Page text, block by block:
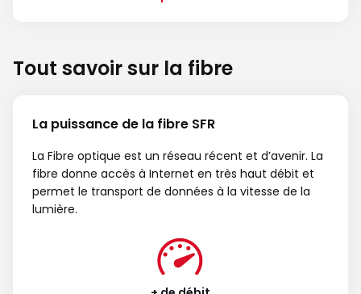
Tout savoir sur la fibre
La puissance de la fibre SFR
La Fibre optique est un réseau récent et d’avenir. La
fibre donne accès à Internet en très haut débit et
permet le transport de données à la vitesse de la
lumière.